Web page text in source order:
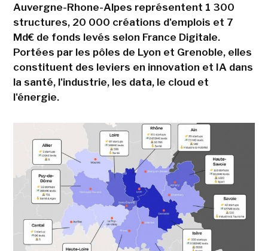
Auvergne-Rhone-Alpes représentent 1 300
structures, 20 000 créations d'emplois et 7
Md€ de fonds levés selon France Digitale.
Portées par les pôles de Lyon et Grenoble, elles
constituent des leviers en innovation et IA dans
la santé, l'industrie, les data, le cloud et
l'énergie.